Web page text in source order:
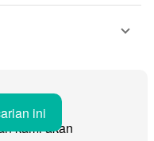
kami akan
ini